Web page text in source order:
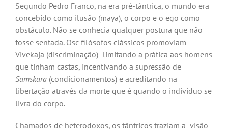
Segundo Pedro Franco, na era pré-tântrica, o mundo era
concebido como ilusão (maya), o corpo e o ego como
obstáculo. Não se conhecia qualquer postura que não
fosse sentada. Osc filósofos clássicos promoviam
Vivekaja (discriminação)- limitando a prática aos homens
que tinham castas, incentivando a supressão de
Samskara (condicionamentos) e acreditando na
libertação através da morte que é quando o indivíduo se
livra do corpo.
Chamados de heterodoxos, os tântricos traziam a visão